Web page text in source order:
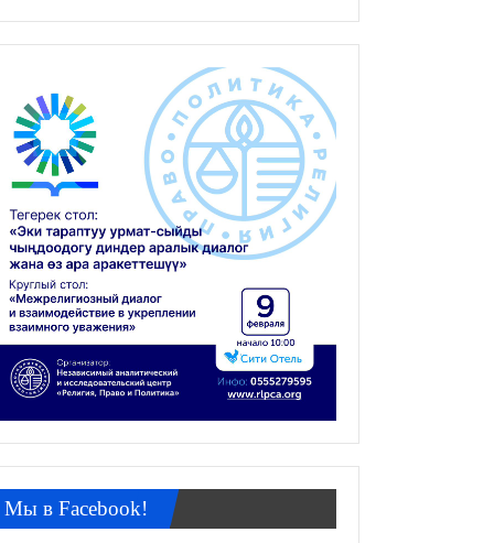
Мы в Facebook!